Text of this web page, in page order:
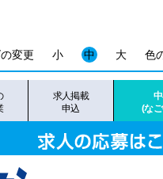
色
変更 小 中 大
求人掲載
申込
(な